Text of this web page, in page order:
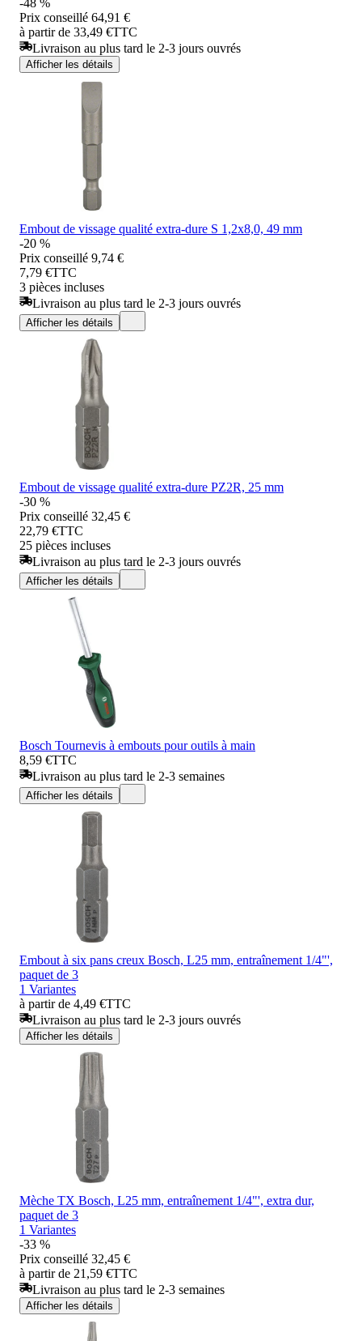
Prix conseillé 64,91 €
à partir de 33,49 €TTC
Livraison au plus tard le 2-3 jours ouvrés
Afficher les détails
Embout de vissage qualité extra-dure S 1,2x8,0, 49 mm
-20 %
Prix conseillé 9,74 €
7,79 €TTC
3 pièces incluses
Livraison au plus tard le 2-3 jours ouvrés
Afficher les détails
Embout de vissage qualité extra-dure PZ2R, 25 mm
-30 %
Prix conseillé 32,45 €
22,79 €TTC
25 pièces incluses
Livraison au plus tard le 2-3 jours ouvrés
Afficher les détails
Bosch Tournevis à embouts pour outils à main
8,59 €TTC
Livraison au plus tard le 2-3 semaines
Afficher les détails
Embout à six pans creux Bosch, L25 mm, entraînement 1/4"',
paquet de 3
1 Variantes
à partir de 4,49 €TTC
Livraison au plus tard le 2-3 jours ouvrés
Afficher les détails
Mèche TX Bosch, L25 mm, entraînement 1/4"', extra dur,
paquet de 3
1 Variantes
-33 %
Prix conseillé 32,45 €
à partir de 21,59 €TTC
Livraison au plus tard le 2-3 semaines
Afficher les détails